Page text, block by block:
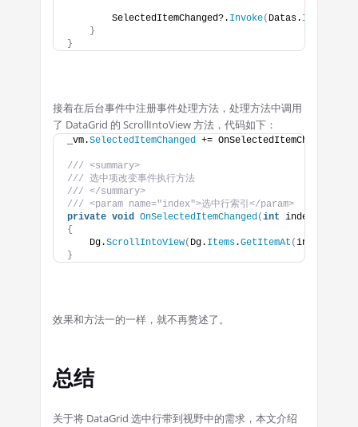
        SelectedItemChanged?.
Invoke( Datas. IndexOf
}
}
接着在后台事件中注册事件处理方法，处理方法中调用
了 DataGrid 的 ScrollIntoView 方法，代码如下：
_vm.SelectedItemChanged += OnSelectedItemChanged;
/// <summary>
/// 选中项改变事件执行方法
/// </summary>
/// <param name="index">选中行索引</param>
private void OnSelectedItemChanged(int index
{
    Dg.
ScrollIntoView( Dg. Items.GetItemAt (index
}
效果和方法一的一样，就不再赘述了。
总结
关于将 DataGrid 选中行带到视野中的需求，本文介绍